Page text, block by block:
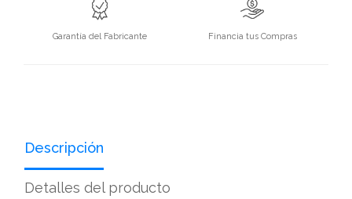
Garantía del Fabricante Financia tus Compras
Descripción
Detalles del producto